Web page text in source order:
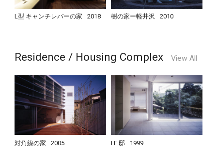
L型 キャンチレバーの家 2018 樹の家ー軽井沢 2010
Residence / Housing Complex View All
対角線の家 2005 I.F 邸 1999